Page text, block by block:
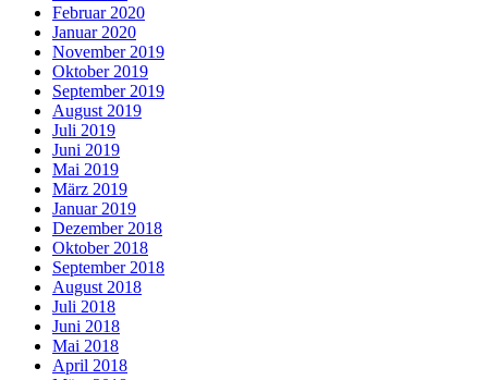
Februar 2020
Januar 2020
November 2019
Oktober 2019
September 2019
August 2019
Juli 2019
Juni 2019
Mai 2019
März 2019
Januar 2019
Dezember 2018
Oktober 2018
September 2018
August 2018
Juli 2018
Juni 2018
Mai 2018
April 2018